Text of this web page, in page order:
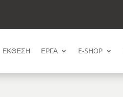
ΕΚΘΕΣΗ ΕΡΓΑ E-SHOP